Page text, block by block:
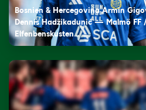
Bosnien & Hercegovina Armin
Dennis Hadžikadunić — Malmö FF
Elfenbenskusten…